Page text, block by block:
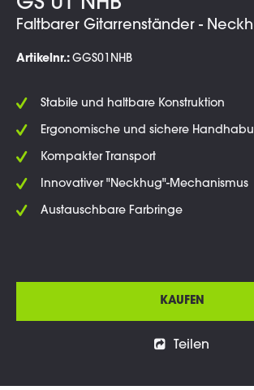
Faltbarer Gitarrenständer -
Artikelnr.: GGS01NHB
Stabile und haltbare Konstruktion
Ergonomische und sichere
Kompakter Transport
Innovativer "Neckhug"-Mechanismus
Austauschbare Farbringe
KAUFEN
Teilen